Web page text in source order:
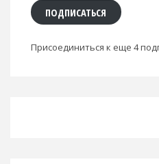
ПОДПИСАТЬСЯ
Присоединиться к еще 4